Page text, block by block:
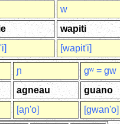
w
wapiti
[wapit'i]
ɲ gʷ = gw
agneau guano
[aɲ'o] [gwan'o]